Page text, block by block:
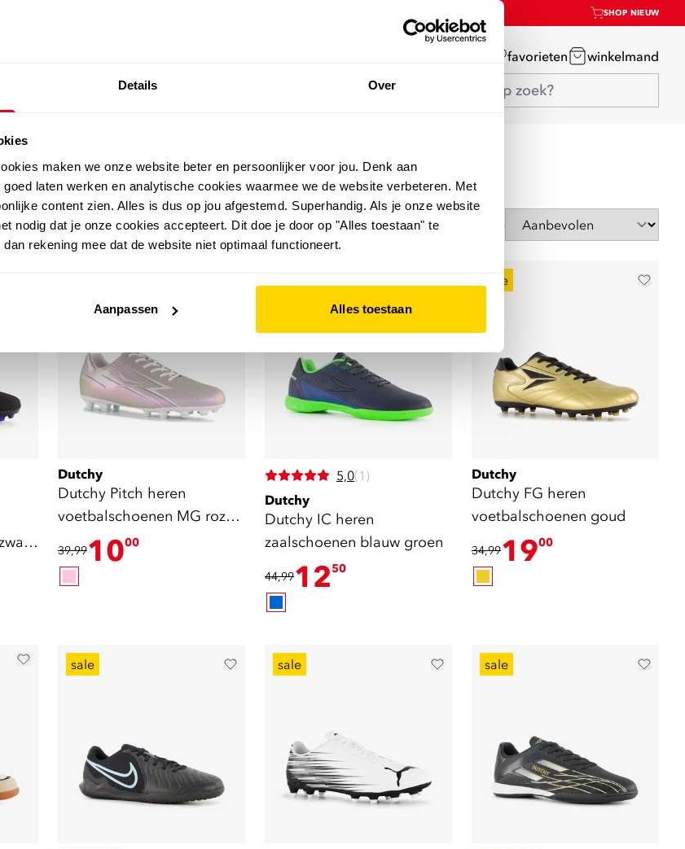
Details Over
maken we onze website beter en persoonlijker voor jou. Denk aan
laten werken en analytische cookies waarmee we de website verbeteren. Met
content zien. Alles is dus op jou afgestemd. Superhandig. Als je onze website
nodig dat je onze cookies accepteert. Dit doe je door op "Alles toestaan" te
rekening mee dat de website niet optimaal functioneert.
Aanpassen Alles toestaan
SHOP NIEUW
favorieten winkelmand
merken
Sorteer op
Dutchy
Dutchy Pitch heren
voetbalschoenen MG roze
39,991000
5,0(1)
Dutchy
Dutchy IC heren
zaalschoenen blauw groen
44,991250
sale
Dutchy
Dutchy FG heren
voetbalschoenen goud
34,991900
sale sale sale